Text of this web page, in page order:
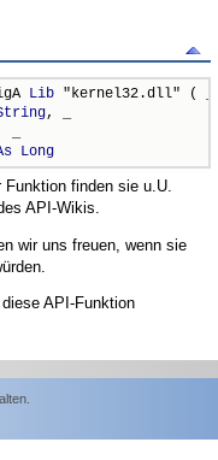
Lib "kernel32.dll" ( _
, _
_
Long
finden sie u.U.
API-Wikis.
wir uns freuen, wenn sie
API-Funktion